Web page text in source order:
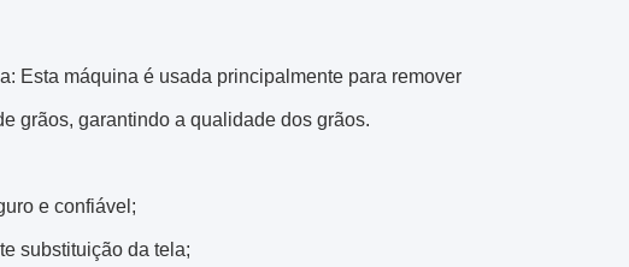
Esta máquina é usada principalmente para remover
grãos, garantindo a qualidade dos grãos.
e confiável;
substituição da tela;